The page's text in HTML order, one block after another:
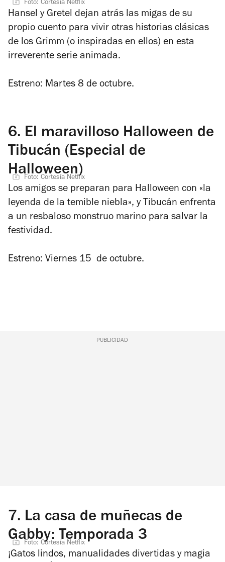
Foto: Cortesía Netflix
Hansel y Gretel dejan atrás las migas de su
propio cuento para vivir otras historias clásicas
de los Grimm (o inspiradas en ellos) en esta
irreverente serie animada.
Estreno: Martes 8 de octubre.
6. El maravilloso Halloween de
Tibucán (Especial de
Halloween)
Foto: Cortesía Netflix
Los amigos se preparan para Halloween con «la
leyenda de la temible niebla», y Tibucán enfrenta
a un resbaloso monstruo marino para salvar la
festividad.
Estreno: Viernes 15 de octubre.
PUBLICIDAD
7. La casa de muñecas de
Gabby: Temporada 3
Foto: Cortesía Netflix
¡Gatos lindos, manualidades divertidas y magia